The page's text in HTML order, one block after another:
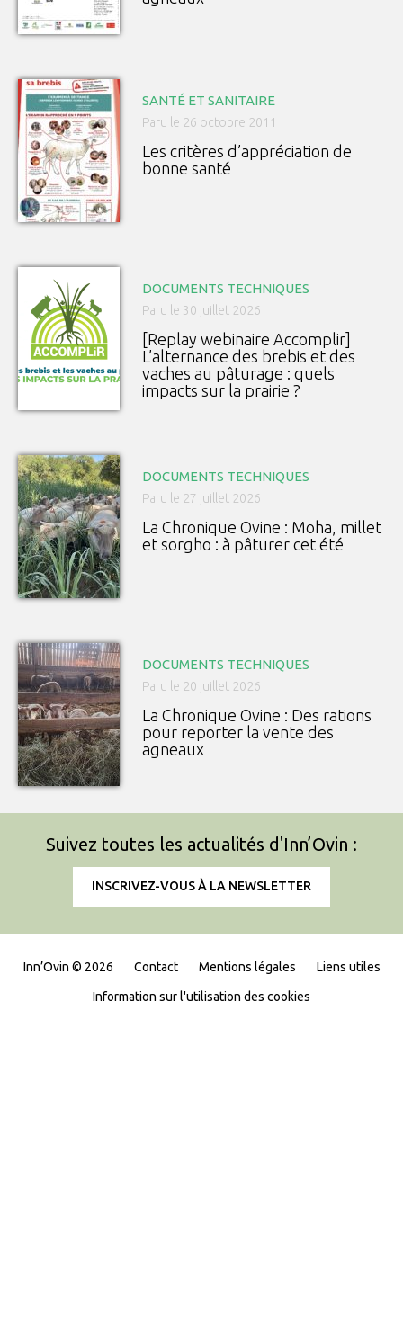
SANTÉ ET SANITAIRE
Paru le 26 octobre 2011
Les critères d’appréciation de
bonne santé
DOCUMENTS TECHNIQUES
Paru le 30 juillet 2026
[Replay webinaire Accomplir]
L’alternance des brebis et des
vaches au pâturage : quels
impacts sur la prairie ?
DOCUMENTS TECHNIQUES
Paru le 27 juillet 2026
La Chronique Ovine : Moha, millet
et sorgho : à pâturer cet été
DOCUMENTS TECHNIQUES
Paru le 20 juillet 2026
La Chronique Ovine : Des rations
pour reporter la vente des
agneaux
Suivez toutes les actualités d'Inn’Ovin :
INSCRIVEZ-VOUS À LA NEWSLETTER
Inn’Ovin © 2026 Contact Mentions légales Liens utiles
Information sur l'utilisation des cookies